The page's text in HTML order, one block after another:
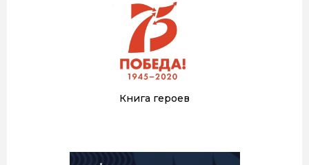
Книга героев